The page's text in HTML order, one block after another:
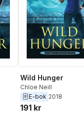
Wild Hunger
Chloe Neill
E-bok 2018
191 kr